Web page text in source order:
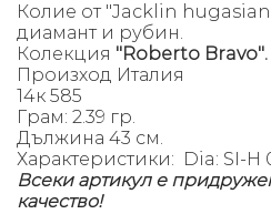
Колие от "Jacklin
диамант и рубин.
Колекция "Roberto Bravo".
Произход Италия
14к 585
Грам: 2.39 гр.
Дължина 43 см.
Характеристики: Dia: SI-H
Всеки артикул е
качество!